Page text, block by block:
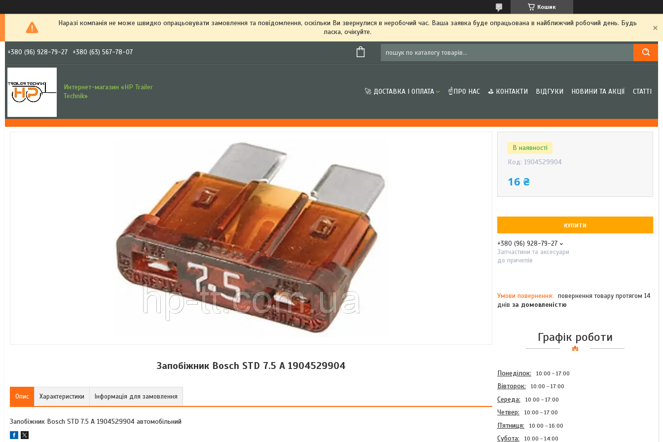
Кошик
Наразі компанія не може швидко опрацьовувати замовлення та повідомлення, оскільки Ви звернулися в неробочий час. Ваша заявка буде опрацьована в найближчий робочий день. Будь
ласка, очікуйте.
+380 (96) 928-79-27 +380 (63) 567-78-07
Интернет-магазин «HP Trailer
Technik»
🚀 ДОСТАВКА І ОПЛАТА ☝ПРО НАС ⛳ КОНТАКТИ ВІДГУКИ НОВИНИ ТА АКЦІЇ СТАТТІ
Запобіжник Bosch STD 7.5 A 1904529904
Опис Характеристики Інформація для замовлення
Запобіжник Bosch STD 7.5 A 1904529904 автомобільний
В наявності
Код: 1904529904
16 ₴
КУПИТИ
+380 (96) 928-79-27
Запчастини та аксесуари
до причепів
повернення товару протягом 14
днів за домовленістю
Графік роботи
Понеділок 10:00 17:00
Вівторок 10:00 17:00
Середа 10:00 17:00
Четвер 10:00 17:00
Пʼятниця 10:00 16:00
Субота 10:00 14:00